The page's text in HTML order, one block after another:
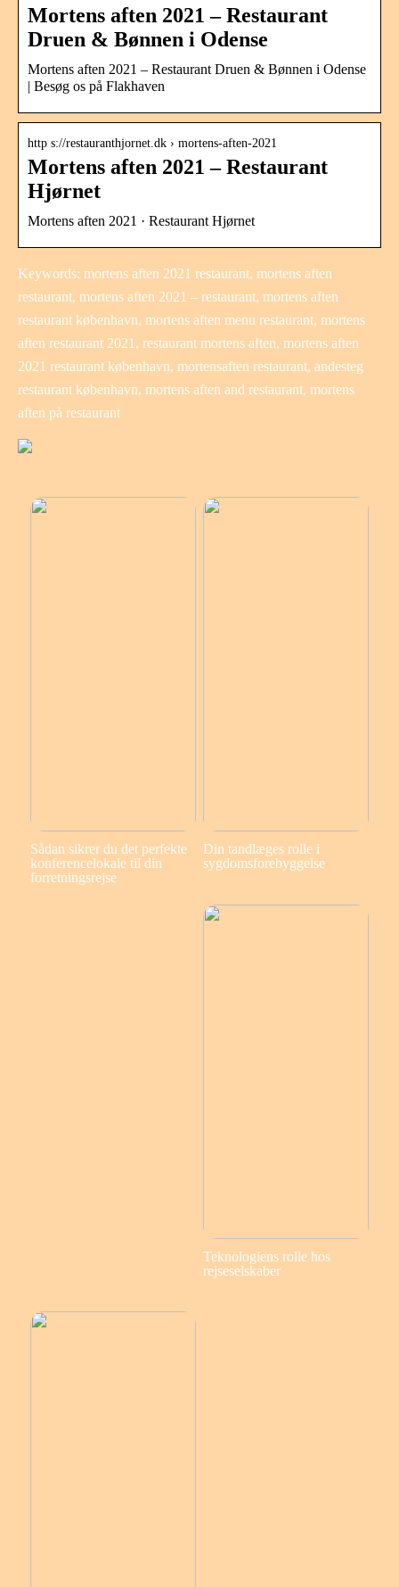
Mortens aften 2021 – Restaurant
Druen & Bønnen i Odense
Mortens aften 2021 – Restaurant Druen & Bønnen i Odense
| Besøg os på Flakhaven
http s://restauranthjornet.dk › mortens-aften-2021
Mortens aften 2021 – Restaurant
Hjørnet
Mortens aften 2021 · Restaurant Hjørnet
Keywords: mortens aften 2021 restaurant, mortens aften
restaurant, mortens aften 2021 – restaurant, mortens aften
restaurant københavn, mortens aften menu restaurant, mortens
aften restaurant 2021, restaurant mortens aften, mortens aften
2021 restaurant københavn, mortensaften restaurant, andesteg
restaurant københavn, mortens aften and restaurant, mortens
aften på restaurant
Sådan sikrer du det perfekte
konferencelokale til din
forretningsrejse
Din tandlæges rolle i
sygdomsforebyggelse
Teknologiens rolle hos
rejseselskaber